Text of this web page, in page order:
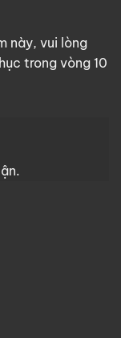
này, vui lòng
trong vòng 10